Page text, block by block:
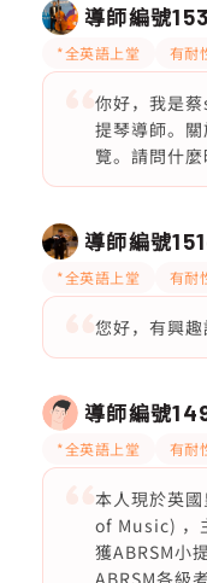
導師編號
*全英語上堂 有耐
你好，我是
提琴導師。
覽。請問什
導師編號
*全英語上堂 有耐
您好，有興
導師編號
*全英語上堂 有耐
本人現於英
of Music) ，
獲ABRSM小
ABRSM各級